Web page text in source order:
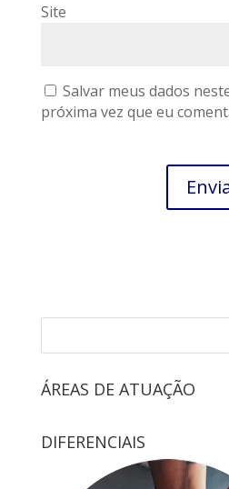
Site
Salvar meus dados
próxima vez que eu
ÁREAS DE ATUAÇÃO
DIFERENCIAIS